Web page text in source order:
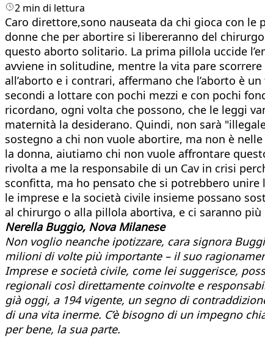
2 min di lettura
Caro direttore,sono nauseata da chi gioca con le
donne che per abortire si libereranno del
questo aborto solitario. La prima pillola uccide
avviene in solitudine, mentre la vita pare
all’aborto e i contrari, affermano che l’aborto è
secondi a lottare con pochi mezzi e con pochi
ricordano, ogni volta che possono, che le leggi
maternità la desiderano. Quindi, non sarà
sostegno a chi non vuole abortire, ma non è
la donna, aiutiamo chi non vuole affrontare
rivolta a me la responsabile di un Cav in crisi
sconfitta, ma ho pensato che si potrebbero
le imprese e la società civile insieme possano
al chirurgo o alla pillola abortiva, e ci saranno
Nerella Buggio, Nova Milanese
Non voglio neanche ipotizzare, cara signora
milioni di volte più importante – il suo
Imprese e società civile, come lei suggerisce,
regionali così direttamente coinvolte e
già oggi, a 194 vigente, un segno di
di una vita inerme. C’è bisogno di un impegno
per bene, la sua parte.